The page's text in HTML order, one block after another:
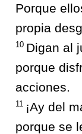
Porque
propia
10 Digan al
porque
acciones.
11
¡Ay del
porque se